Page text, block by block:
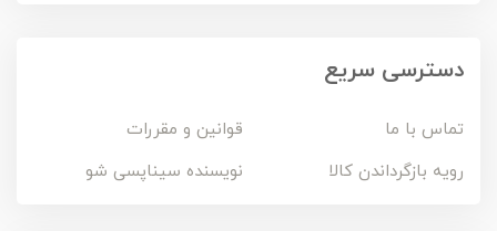
دسترسی سریع
تماس با ما
قوانین و مقررات
رویه بازگرداندن کالا
نویسنده سیناپسی شو